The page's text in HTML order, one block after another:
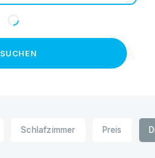
SUCHEN
Schlafzimmer Preis